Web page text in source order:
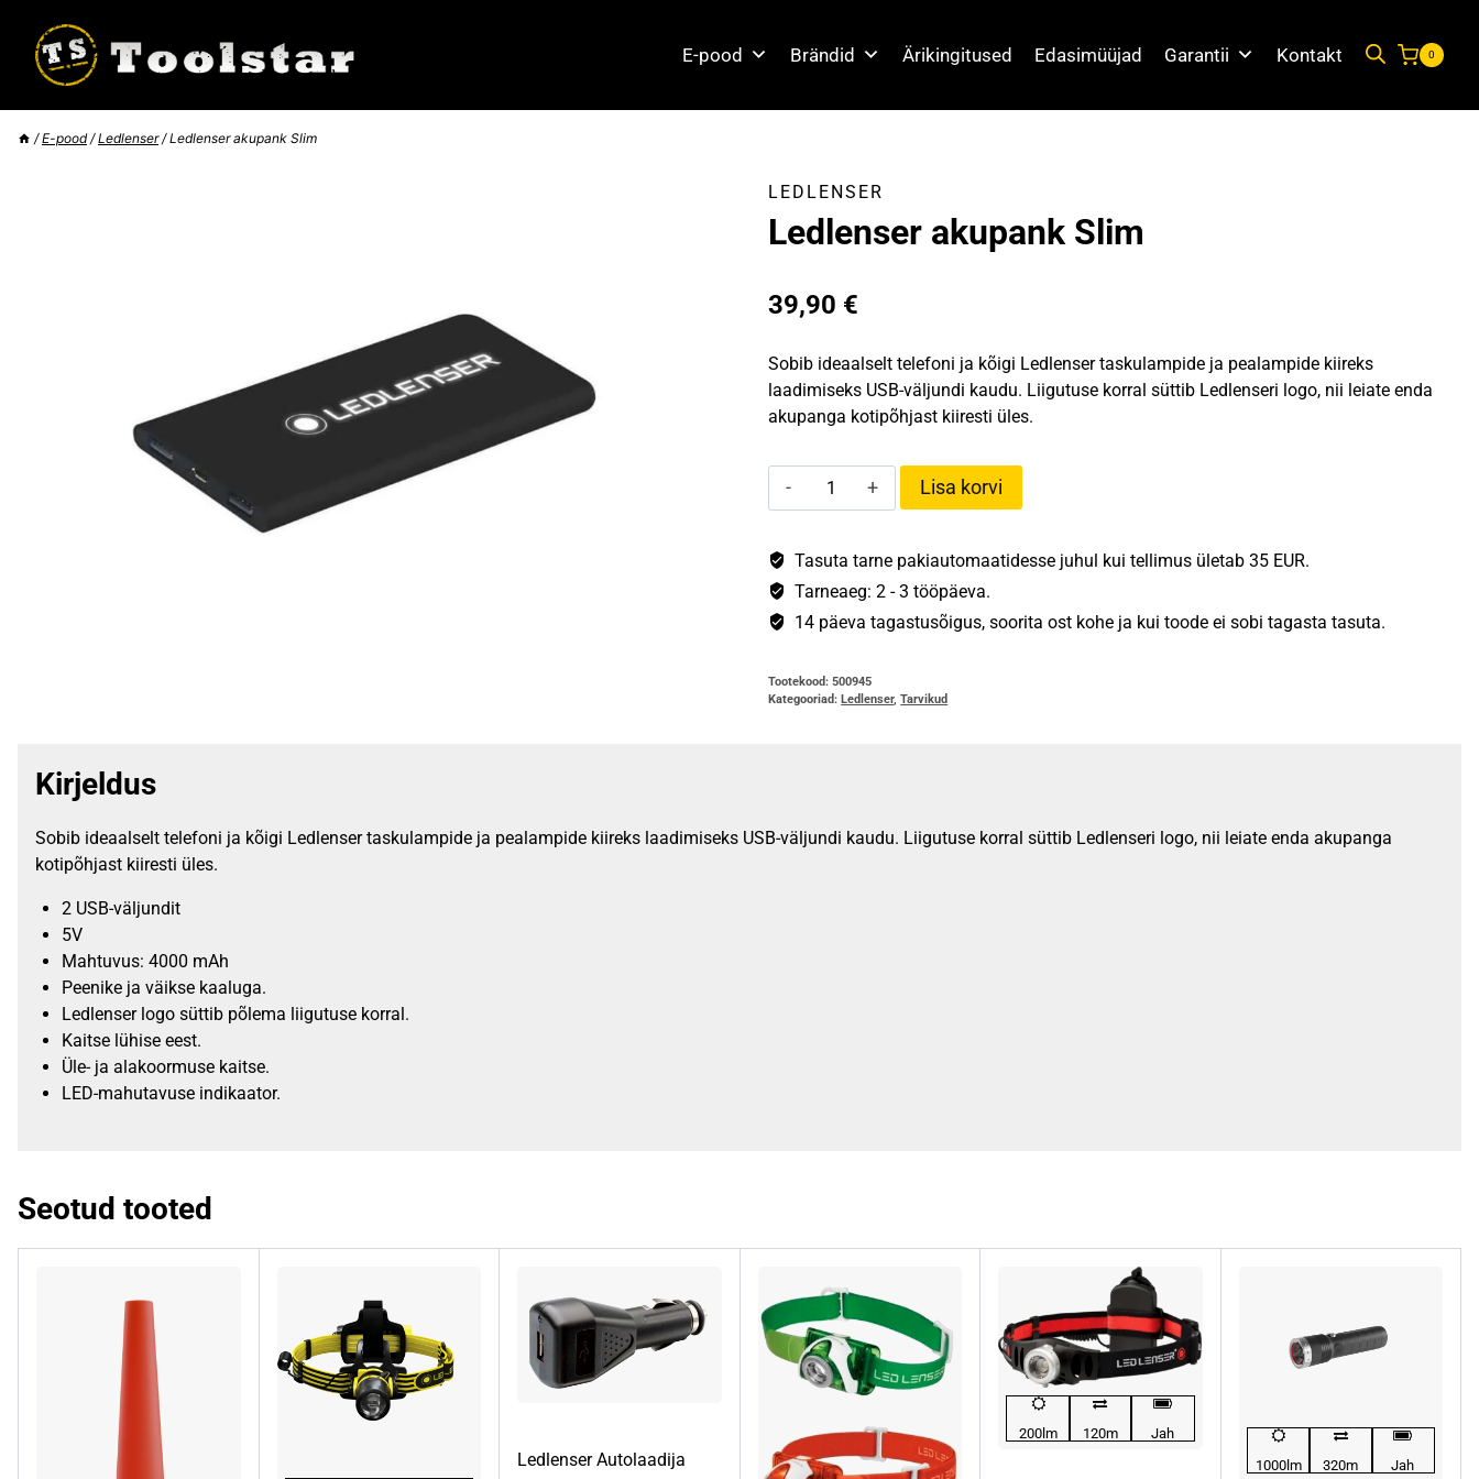
content
E-pood Brändid Ärikingitused Edasimüüjad Garantii Kontakt 0
/ E-pood / Ledlenser / Ledlenser akupank Slim
LEDLENSER
Ledlenser akupank Slim
39,90 €
Sobib ideaalselt telefoni ja kõigi Ledlenser taskulampide ja pealampide kiireks
laadimiseks USB-väljundi kaudu. Liigutuse korral süttib Ledlenseri logo, nii leiate enda
akupanga kotipõhjast kiiresti üles.
Ledlenser
akupank
kogus
Lisa korvi
Tasuta tarne pakiautomaatidesse juhul kui tellimus ületab 35 EUR.
Tarneaeg: 2 - 3 tööpäeva.
14 päeva tagastusõigus, soorita ost kohe ja kui toode ei sobi tagasta tasuta.
Tootekood:500945
Kategooriad:Ledlenser,Tarvikud
Kirjeldus
Sobib ideaalselt telefoni ja kõigi Ledlenser taskulampide ja pealampide kiireks laadimiseks USB-väljundi kaudu. Liigutuse korral süttib Ledlenseri logo, nii leiate enda akupanga
kotipõhjast kiiresti üles.
2 USB-väljundit
5V
Mahtuvus: 4000 mAh
Peenike ja väikse kaaluga.
Ledlenser logo süttib põlema liigutuse korral.
Kaitse lühise eest.
Üle- ja alakoormuse kaitse.
LED-mahutavuse indikaator.
Seotud tooted
Ledlenser Autolaadija
200lm 120m Jah
1000lm 320m Jah